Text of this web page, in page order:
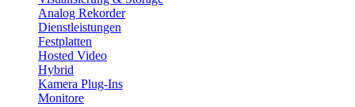
Analog Rekorder
Dienstleistungen
Festplatten
Hosted Video
Hybrid
Kamera Plug-Ins
Monitore